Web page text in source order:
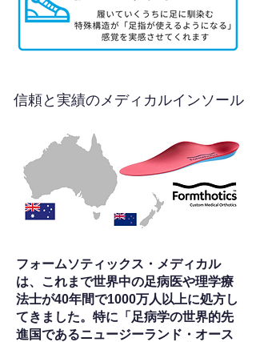
信頼と実績のメディカルインソール
フォームソティックス・メディカル
は、これまで世界中の足病医や理学療
法士が40年間で1000万人以上に処方し
てきました。特に「足病学の世界的先
進国であるニュージーランド・オース